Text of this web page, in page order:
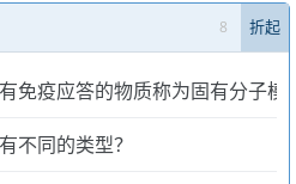
8 折起
免疫应答的物质称为固有分子模
不同的类型？